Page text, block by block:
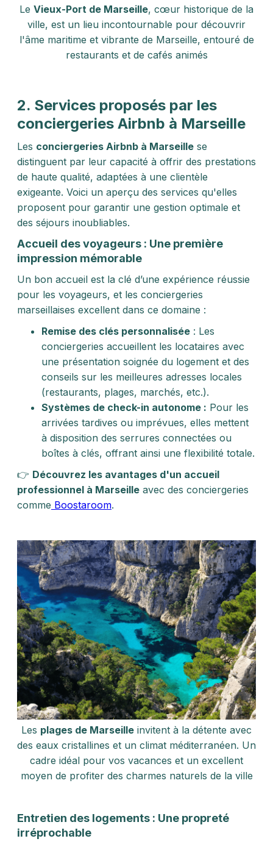
Le Vieux-Port de Marseille, cœur historique de la
ville, est un lieu incontournable pour découvrir
l'âme maritime et vibrante de Marseille, entouré de
restaurants et de cafés animés
2. Services proposés par les
conciergeries Airbnb à Marseille
Les conciergeries Airbnb à Marseille se
distinguent par leur capacité à offrir des prestations
de haute qualité, adaptées à une clientèle
exigeante. Voici un aperçu des services qu'elles
proposent pour garantir une gestion optimale et
des séjours inoubliables.
Accueil des voyageurs : Une première
impression mémorable
Un bon accueil est la clé d’une expérience réussie
pour les voyageurs, et les conciergeries
marseillaises excellent dans ce domaine :
Remise des clés personnalisée : Les
conciergeries accueillent les locataires avec
une présentation soignée du logement et des
conseils sur les meilleures adresses locales
(restaurants, plages, marchés, etc.).
Systèmes de check-in autonome : Pour les
arrivées tardives ou imprévues, elles mettent
à disposition des serrures connectées ou
boîtes à clés, offrant ainsi une flexibilité totale.
👉 Découvrez les avantages d'un accueil
professionnel à Marseille avec des conciergeries
comme Boostaroom.
Les plages de Marseille invitent à la détente avec
des eaux cristallines et un climat méditerranéen. Un
cadre idéal pour vos vacances et un excellent
moyen de profiter des charmes naturels de la ville
Entretien des logements : Une propreté
irréprochable